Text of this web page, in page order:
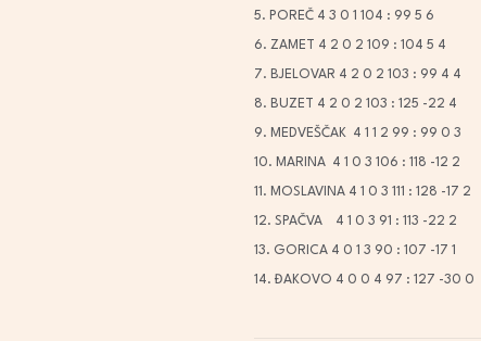
5. POREČ 4 3 0 1 104 : 99 5 6
6. ZAMET 4 2 0 2 109 : 104 5 4
7. BJELOVAR 4 2 0 2 103 : 99 4 4
8. BUZET 4 2 0 2 103 : 125 -22 4
9. MEDVEŠČAK 4 1 1 2 99 : 99 0 3
10. MARINA 4 1 0 3 106 : 118 -12 2
11. MOSLAVINA 4 1 0 3 111 : 128 -17 2
12. SPAČVA    4 1 0 3 91 : 113 -22 2
13. GORICA 4 0 1 3 90 : 107 -17 1
14. ĐAKOVO 4 0 0 4 97 : 127 -30 0